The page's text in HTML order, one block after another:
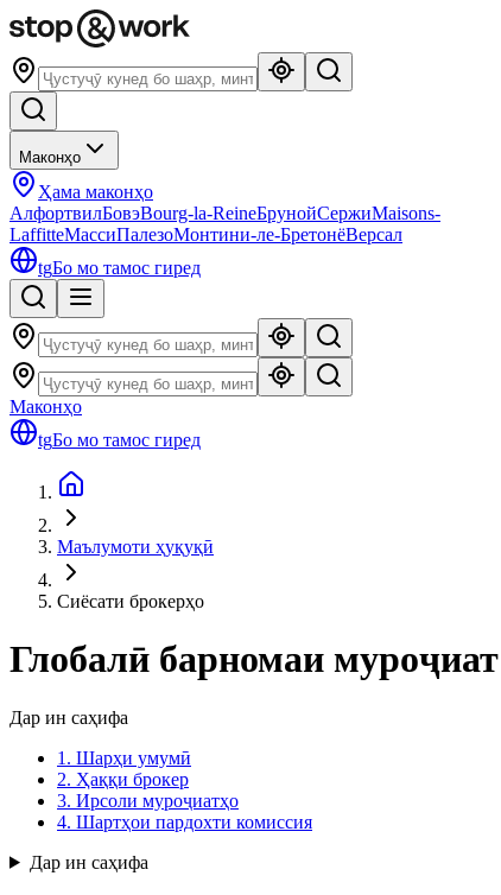
Маконҳо
Ҳама маконҳо
АлфортвилБовэBourg-la-ReineБрунойСержиMaisons-
LaffitteМассиПалезоМонтини-ле-БретонёВерсал
tgБо мо тамос гиред
Маконҳо
tgБо мо тамос гиред
Маълумоти ҳуқуқӣ
Сиёсати брокерҳо
Глобалӣ барномаи
Дар ин саҳифа
1. Шарҳи умумӣ
2. Ҳаққи брокер
3. Ирсоли муроҷиатҳо
4. Шартҳои пардохти комиссия
Дар ин саҳифа